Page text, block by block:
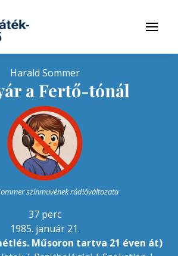
Menü
Harald Sommer
a Fertő-tónál
színmuvének rádióváltozata
37 perc
1985. január 21.
Műsoron tartva 21 éven át)